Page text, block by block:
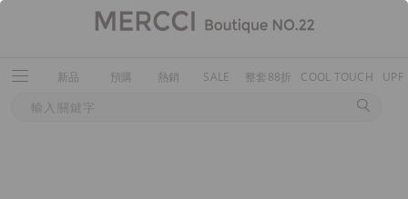
新品 預購 熱銷 SALE 整套88折 COOL TOUCH